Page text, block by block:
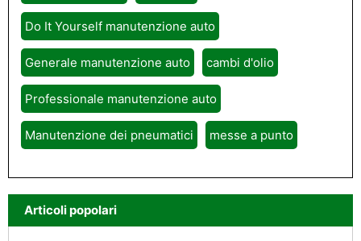
Do It Yourself manutenzione auto
Generale manutenzione auto cambi d'olio
Professionale manutenzione auto
Manutenzione dei pneumatici messe a punto
Articoli popolari